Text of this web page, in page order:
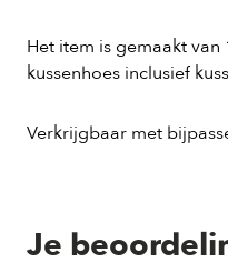
Het item is gemaakt
kussenhoes inclusief
Verkrijgbaar met
Je